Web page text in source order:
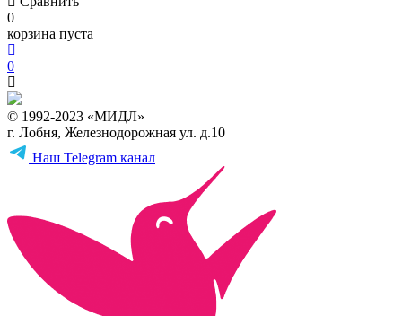
0
корзина пуста
0
© 1992-2023 «МИДЛ»
г. Лобня, Железнодорожная ул. д.10
Наш Telegram канал